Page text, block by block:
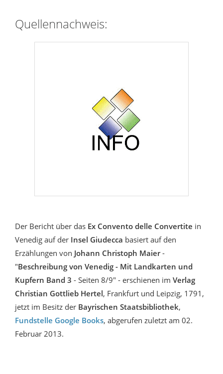
Quellennachweis:
Der Bericht über das Ex Convento delle Convertite in
Venedig auf der Insel Giudecca basiert auf den
Erzählungen von Johann Christoph Maier-
"Beschreibung von Venedig - Mit Landkarten und
Kupfern Band 3 - Seiten 8/9" - erschienen im Verlag
Christian Gottlieb Hertel, Frankfurt und Leipzig, 1791,
jetzt im Besitz der Bayrischen Staatsbibliothek,
Fundstelle Google Books, abgerufen zuletzt am 02.
Februar 2013.